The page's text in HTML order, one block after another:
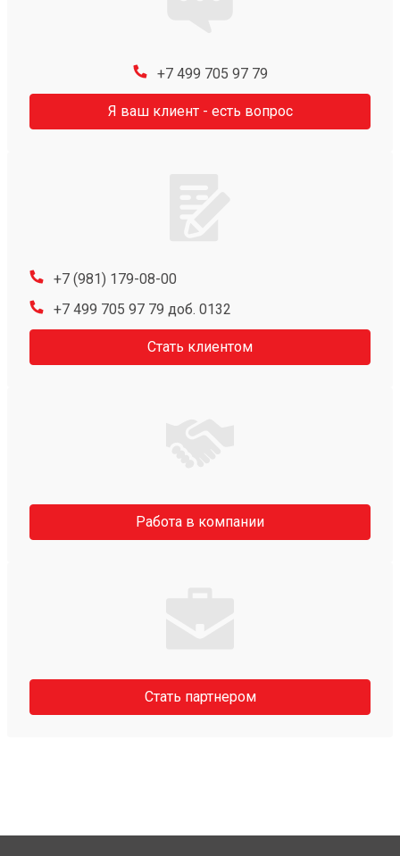
+7 499 705 97 79
Я ваш клиент - есть вопрос
+7 (981) 179-08-00
+7 499 705 97 79 доб. 0132
Стать клиентом
Работа в компании
Стать партнером